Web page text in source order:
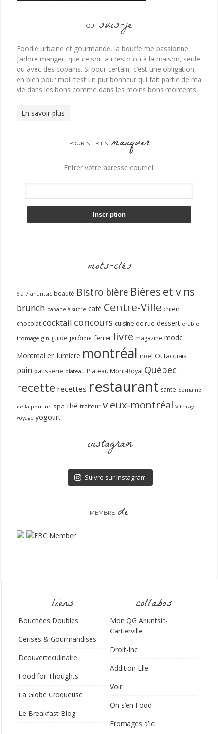
QUI suis-je
Foodie urbaine et gourmande, la bouffe me passionne.
J’adore manger, que ce soit au resto ou à la maison, seule
ou avec des copains. Si pour certain, c’est une obligation,
eh bien pour moi c’est un pur bonheur qui fait partie de ma
vie dans les bons comme dans les moins bons moments.
En savoir plus
POUR NE RIEN manquer
Entrer votre adresse courriel:
mots-clés
5 à 7 ahuntsic beauté Bistro bière Bières et vins
brunch cabane à sucre café Centre-Ville chien
chocolat cocktail concours cuisine de rue dessert erable
fromage gin guide jerôme ferrer livre magazine mode
Montreal en lumìere montréal noel Outaouais
pain patisserie plateau Plateau Mont-Royal Québec
recette recettes restaurant sante Semaine
de la poutine spa thé traiteur vieux-montréal Villeray
voyage yogourt
instagram
Suivre sur Instagram
MEMBRE de
liens
Bouchées Doubles
Cerises & Gourmandises
Dcouverteculinaire
Food for Thoughts
La Globe Croqueuse
Le Breakfast Blog
collabos
Mon QG Ahuntsic-
Cartierville
Droit-Inc
Addition Elle
Voir
On s’en Food
Fromages d’Ici